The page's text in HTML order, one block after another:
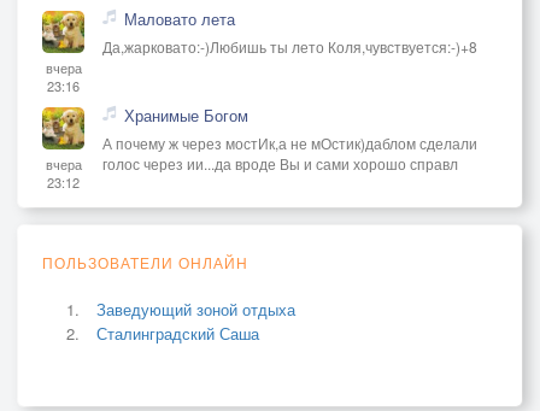
вчера
23:16
Маловато лета
Да,жарковато:-)Любишь ты лето Коля,чувствуется:-)+8
вчера
23:12
Хранимые Богом
А почему ж через мостИк,а не мОстик)даблом сделали
голос через ии...да вроде Вы и сами хорошо справл
ПОЛЬЗОВАТЕЛИ ОНЛАЙН
Заведующий зоной отдыха
Сталинградский Саша